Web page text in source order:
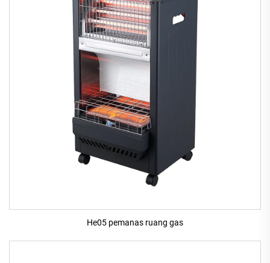
He05 pemanas ruang gas